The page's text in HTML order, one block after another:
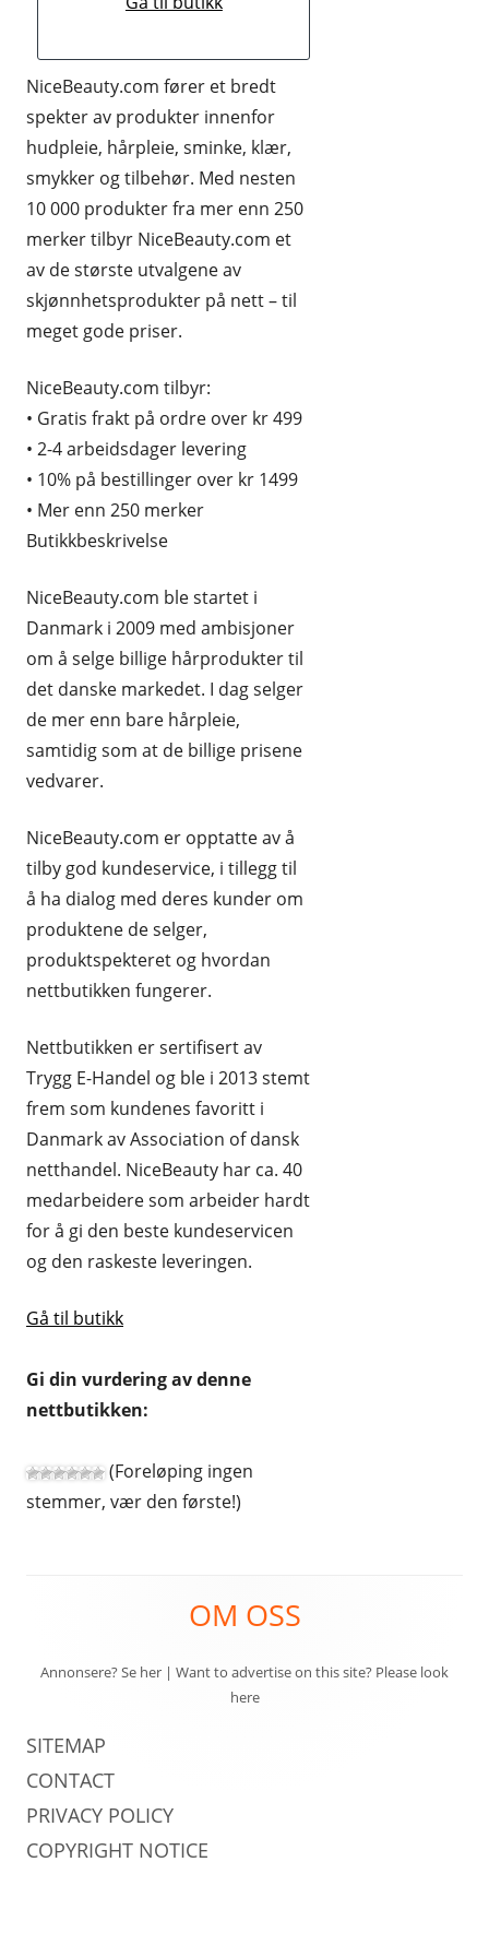
KLÆR OG MOTE
KONTORREKVISITA
KUNST OG ANTIKVITETER
LEKER
MAT OG DRIKKE
RABATTKODER
RADIO, TV OG HI-FI
NiceBeauty.com fører et bredt
spekter av produkter innenfor
hudpleie, hårpleie, sminke, klær,
smykker og tilbehør. Med nesten
10 000 produkter fra mer enn 250
merker tilbyr NiceBeauty.com et
av de største utvalgene av
skjønnhetsprodukter på nett – til
meget gode priser.
NiceBeauty.com tilbyr:
• Gratis frakt på ordre over kr 499
• 2-4 arbeidsdager levering
• 10% på bestillinger over kr 1499
• Mer enn 250 merker
Butikkbeskrivelse
NiceBeauty.com ble startet i
Danmark i 2009 med ambisjoner
om å selge billige hårprodukter til
det danske markedet. I dag selger
de mer enn bare hårpleie,
samtidig som at de billige prisene
vedvarer.
NiceBeauty.com er opptatte av å
tilby god kundeservice, i tillegg til
å ha dialog med deres kunder om
produktene de selger,
produktspekteret og hvordan
nettbutikken fungerer.
Nettbutikken er sertifisert av
Trygg E-Handel og ble i 2013 stemt
frem som kundenes favoritt i
Danmark av Association of dansk
netthandel. NiceBeauty har ca. 40
medarbeidere som arbeider hardt
for å gi den beste kundeservicen
og den raskeste leveringen.
Gå til butikk
Gi din vurdering av denne
nettbutikken:
(Foreløping ingen
stemmer, vær den første!)
OM OSS
Annonsere? Se her | Want to advertise on this site? Please look
here
SITEMAP
CONTACT
PRIVACY POLICY
COPYRIGHT NOTICE